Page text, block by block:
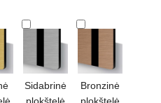
Sidabrinė
Bronzinė